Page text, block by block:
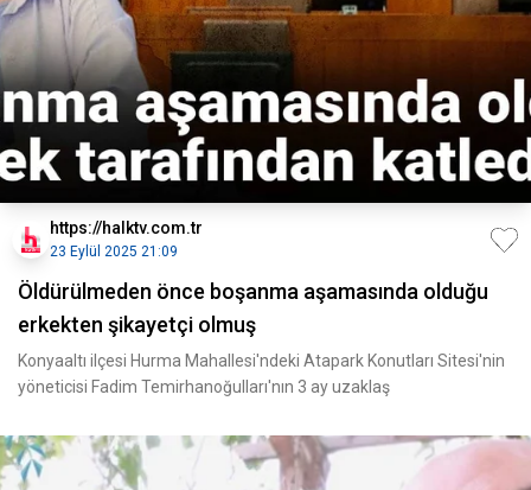
https://halktv.com.tr
23 Eylül 2025 21:09
Öldürülmeden önce boşanma aşamasında olduğu
erkekten şikayetçi olmuş
Konyaaltı ilçesi Hurma Mahallesi'ndeki Atapark Konutları Sitesi'nin
yöneticisi Fadim Temirhanoğulları'nın 3 ay uzaklaş